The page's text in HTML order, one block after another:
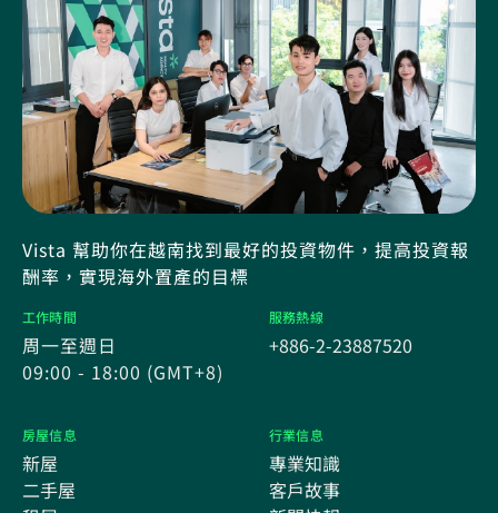
Vista 幫助你在越南找到最好的投資物件，提高投資報
酬率，實現海外置產的目標
工作時間
周一至週日
09:00 - 18:00 (GMT+8)
服務熱線
+886-2-23887520
房屋信息
新屋
二手屋
行業信息
專業知識
客戶故事